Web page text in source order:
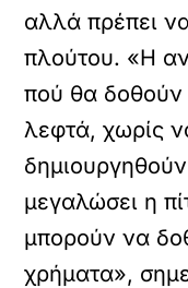
αλλά πρέπει
πλούτου. «Η
πού θα
λεφτά, χωρίς
μεγαλώσει η
μπορούν να
χρήματα»,